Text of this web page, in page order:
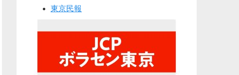
東京民報